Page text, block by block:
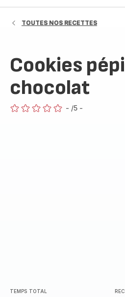
TOUTES NOS RECETTES
Cookies
chocolat
- /5 -
TEMPS TOTAL